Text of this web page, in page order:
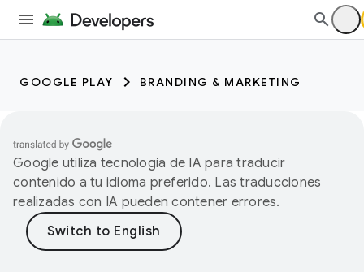
GOOGLE PLAY BRANDING & MARKETING
Google utiliza tecnología de IA para traducir
contenido a tu idioma preferido. Las traducciones
realizadas con IA pueden contener errores.